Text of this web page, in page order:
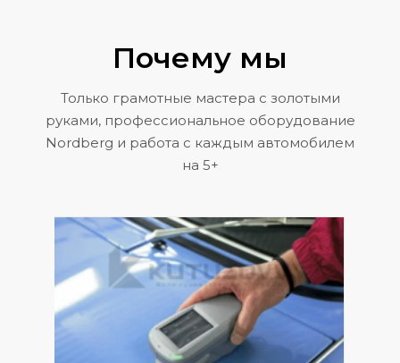
Почему мы
Только грамотные мастера с золотыми
руками, профессиональное оборудование
Nordberg и работа с каждым автомобилем
на 5+